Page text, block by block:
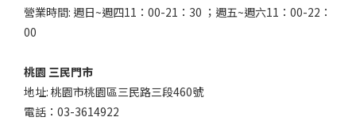
營業時間: 週日~週四11：00-21：30 ；週五~週六11：00-22：
00
桃園 三民門市
地址: 桃園市桃園區三民路三段460號
電話：03-3614922